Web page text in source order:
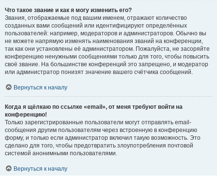
Что такое звание и как я могу изменить его?
Звания, отображаемые под вашим именем, отражают количество
созданных вами сообщений или идентифицируют определённых
пользователей: например, модераторов и администраторов. Обычно вы
не можете напрямую изменять наименования званий на конференции,
так как они установлены её администратором. Пожалуйста, не засоряйте
конференцию ненужными сообщениями только для того, чтобы повысить
своё звание. На большинстве конференций это запрещено, и модератор
или администратор понизят значение вашего счётчика сообщений.
Вернуться к началу
Когда я щёлкаю по ссылке «email», от меня требуют войти на
конференцию!
Только зарегистрированные пользователи могут отправлять email-
сообщения другим пользователям через встроенную в конференцию
форму, и только если администратор включил такую возможность. Это
сделано для того, чтобы предотвратить злоупотребления почтовой
системой анонимными пользователями.
Вернуться к началу